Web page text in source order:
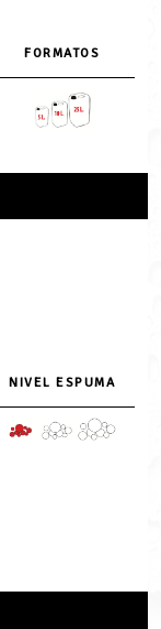
FORMATOS
NIVEL ESPUMA